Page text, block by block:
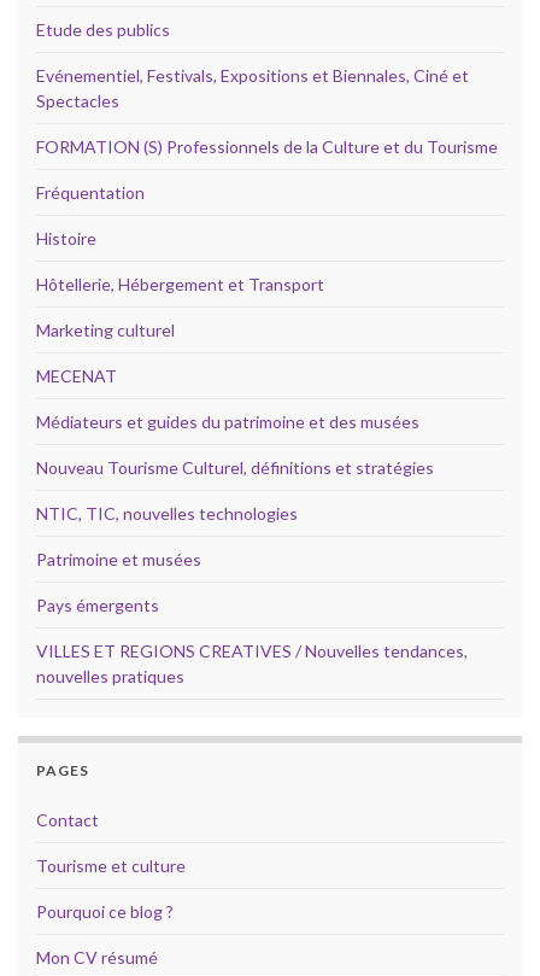
Etude des publics
Evénementiel, Festivals, Expositions et Biennales, Ciné et
Spectacles
FORMATION (S) Professionnels de la Culture et du Tourisme
Fréquentation
Histoire
Hôtellerie, Hébergement et Transport
Marketing culturel
MECENAT
Médiateurs et guides du patrimoine et des musées
Nouveau Tourisme Culturel, définitions et stratégies
NTIC, TIC, nouvelles technologies
Patrimoine et musées
Pays émergents
VILLES ET REGIONS CREATIVES / Nouvelles tendances,
nouvelles pratiques
PAGES
Contact
Tourisme et culture
Pourquoi ce blog ?
Mon CV résumé